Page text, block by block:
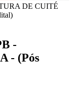
DE CUITÉ
-
- (Pós